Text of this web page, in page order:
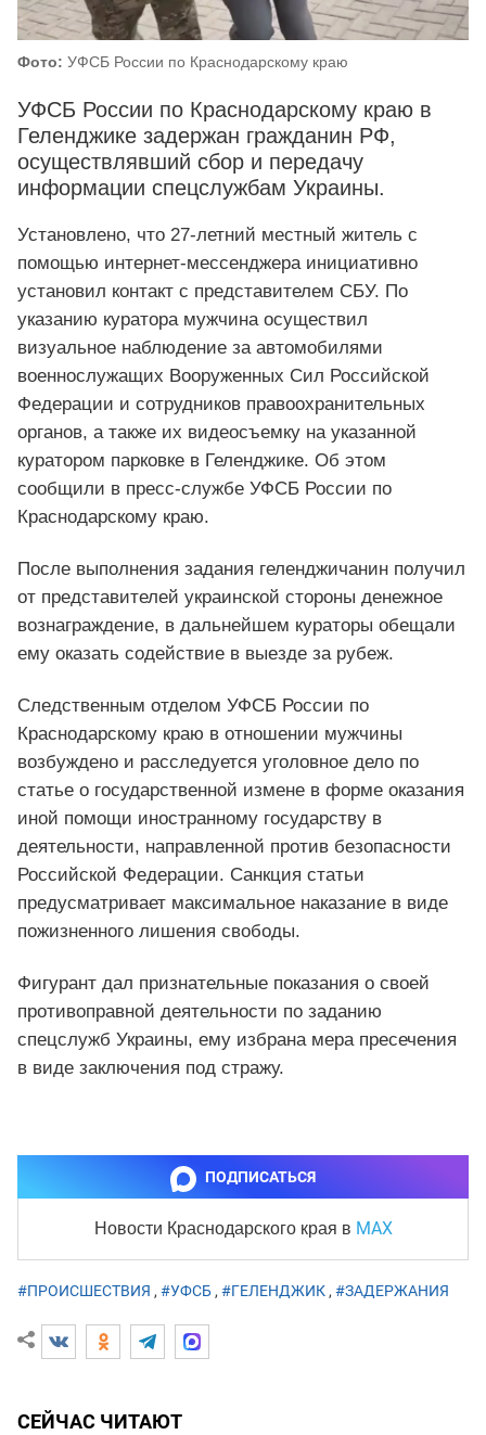
Фото: УФСБ России по Краснодарскому краю
УФСБ России по Краснодарскому краю в
Геленджике задержан гражданин РФ,
осуществлявший сбор и передачу
информации спецслужбам Украины.
Установлено, что 27-летний местный житель с
помощью интернет-мессенджера инициативно
установил контакт с представителем СБУ. По
указанию куратора мужчина осуществил
визуальное наблюдение за автомобилями
военнослужащих Вооруженных Сил Российской
Федерации и сотрудников правоохранительных
органов, а также их видеосъемку на указанной
куратором парковке в Геленджике. Об этом
сообщили в пресс-службе УФСБ России по
Краснодарскому краю.
После выполнения задания геленджичанин получил
от представителей украинской стороны денежное
вознаграждение, в дальнейшем кураторы обещали
ему оказать содействие в выезде за рубеж.
Следственным отделом УФСБ России по
Краснодарскому краю в отношении мужчины
возбуждено и расследуется уголовное дело по
статье о государственной измене в форме оказания
иной помощи иностранному государству в
деятельности, направленной против безопасности
Российской Федерации. Санкция статьи
предусматривает максимальное наказание в виде
пожизненного лишения свободы.
Фигурант дал признательные показания о своей
противоправной деятельности по заданию
спецслужб Украины, ему избрана мера пресечения
в виде заключения под стражу.
ПОДПИСАТЬСЯ
Новости Краснодарского края в MAX
#ПРОИСШЕСТВИЯ , #УФСБ, #ГЕЛЕНДЖИК, #ЗАДЕРЖАНИЯ
СЕЙЧАС ЧИТАЮТ